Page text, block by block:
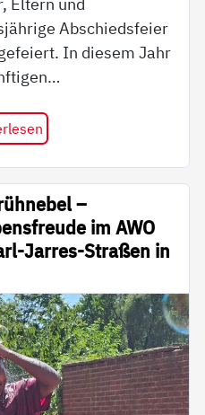
Abschiedsfeier
In diesem Jahr
–
im AWO
Jarres-Straßen in